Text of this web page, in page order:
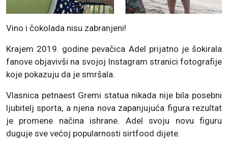
Vino i čokolada nisu zabranjeni!
Krajem 2019. godine pevačica Adel prijatno je šokirala
fanove objavivši na svojoj Instagram stranici fotografije
koje pokazuju da je smršala.
Vlasnica petnaest Gremi statua nikada nije bila posebni
ljubitelj sporta, a njena nova zapanjujuća figura rezultat
je promene načina ishrane. Adel svoju novu figuru
duguje sve većoj popularnosti sirtfood dijete.